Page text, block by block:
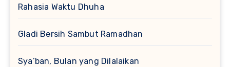
Rahasia Waktu Dhuha
Gladi Bersih Sambut Ramadhan
Sya’ban, Bulan yang Dilalaikan